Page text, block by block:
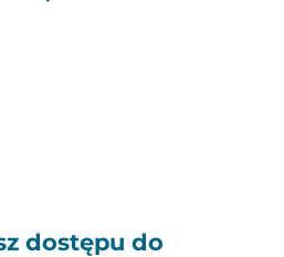
dostępu do